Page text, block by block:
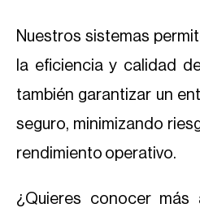
Nuestros sistemas
la eficiencia y calidad
también garantizar un
seguro, minimizando
rendimiento operativo.
¿Quieres conocer más